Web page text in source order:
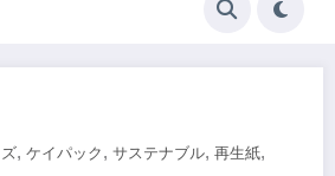
, ケイパック , サステナブル, 再生紙,